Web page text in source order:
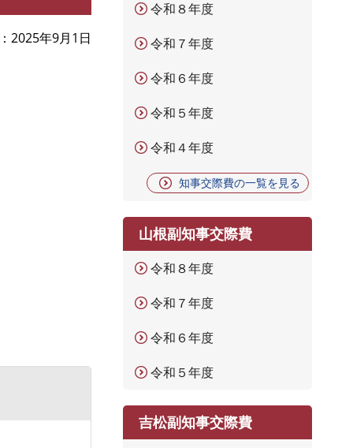
2025年9月1日
令和８年度
令和７年度
令和６年度
令和５年度
令和４年度
知事交際費の一覧を見る
山根副知事交際費
令和８年度
令和７年度
令和６年度
令和５年度
吉松副知事交際費